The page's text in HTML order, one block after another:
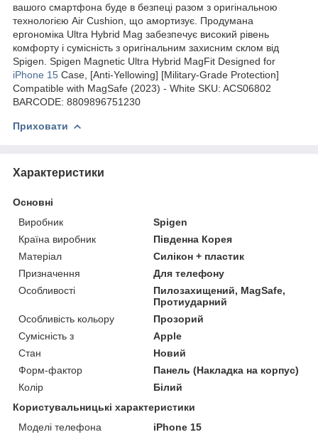
вашого смартфона буде в безпеці разом з оригінальною
технологією Air Cushion, що амортизує. Продумана
ергономіка Ultra Hybrid Mag забезпечує високий рівень
комфорту і сумісність з оригінальним захисним склом від
Spigen. Spigen Magnetic Ultra Hybrid MagFit Designed for
iPhone 15 Case, [Anti-Yellowing] [Military-Grade Protection]
Compatible with MagSafe (2023) - White SKU: ACS06802
BARCODE: 8809896751230
Приховати
Характеристики
Основні
Виробник
Spigen
Країна виробник
Південна Корея
Матеріал
Силікон + пластик
Призначення
Для телефону
Особливості
Пилозахищений, MagSafe,
Протиударний
Особливість кольору
Прозорий
Сумісність з
Apple
Стан
Новий
Форм-фактор
Панель (Накладка на корпус)
Колір
Білий
Користувальницькі характеристики
Моделі телефона
iPhone 15